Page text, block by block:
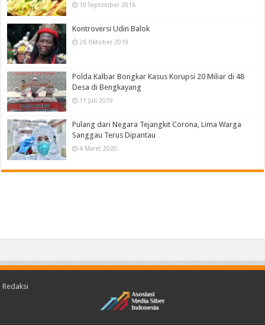
10 September 2016
Kontroversi Udin Balok
26 Oktober 2019
Polda Kalbar Bongkar Kasus Korupsi 20 Miliar di 48
Desa di Bengkayang
11 Juli 2019
Pulang dari Negara Tejangkit Corona, Lima Warga
Sanggau Terus Dipantau
4 Maret 2020
Redaksi